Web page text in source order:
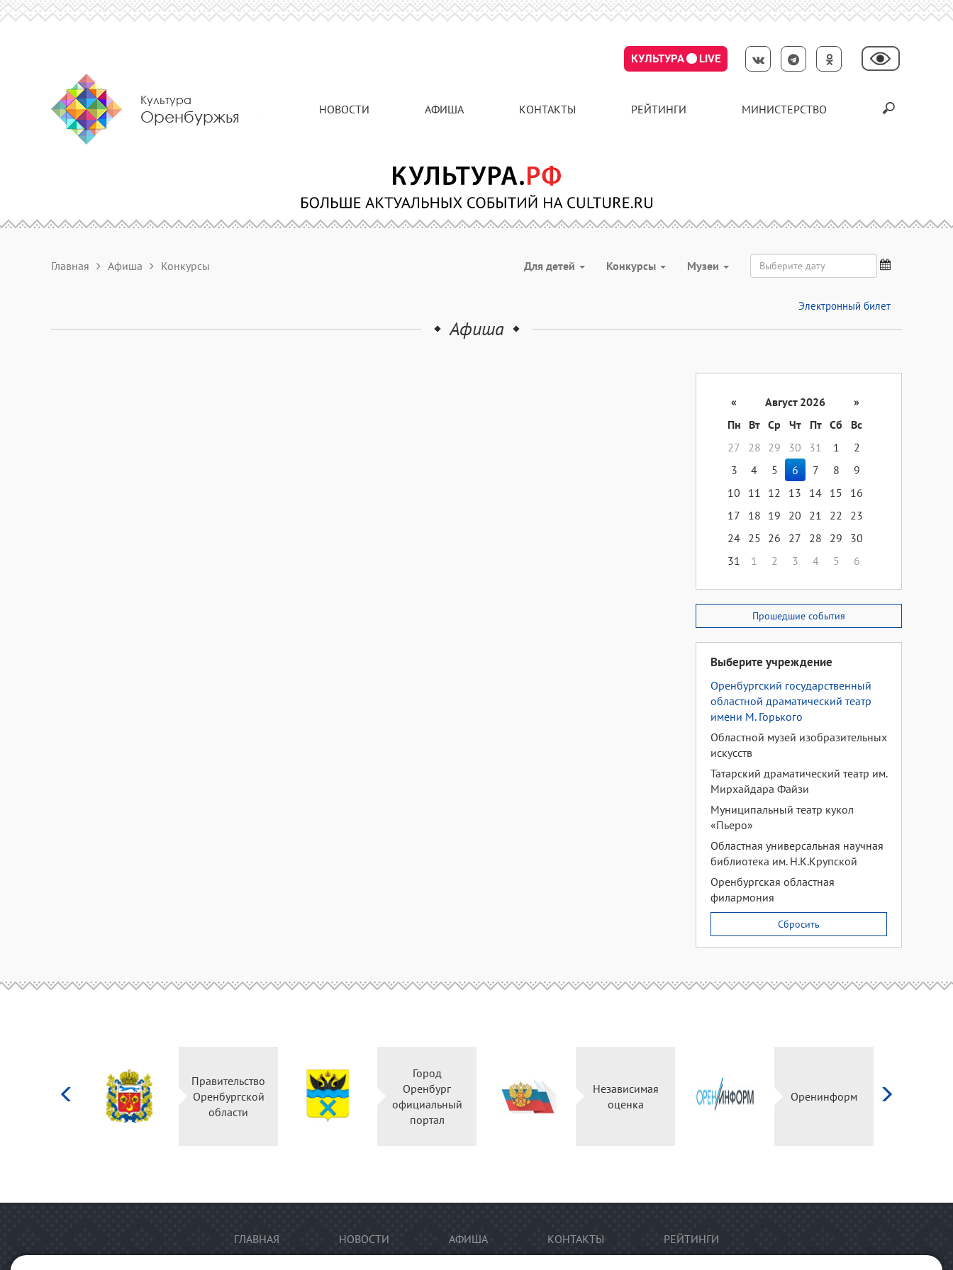
КУЛЬТУРА LIVE
Культура
Оренбуржья НОВОСТИ АФИША КОНТАКТЫ РЕЙТИНГИ МИНИСТЕРСТВО
Главная Афиша Конкурсы Для детей Конкурсы Музеи
Электронный билет
Афиша
« Август 2026
»
Пн
Вт Ср Чт Пт Сб
Вс
27
28 29 30 31 1
2
3
4 5 6 7 8
9
10
11 12 13 14 15
16
17
18 19 20 21 22
23
24 25 26 27 28 29
30
31
1 2 3 4 5 6
Прошедшие события
Выберите учреждение
Оренбургский государственный
областной драматический театр
имени М. Горького
Областной музей изобразительных
искусств
Татарский драматический театр им.
Мирхайдара Файзи
Муниципальный театр кукол
«Пьеро»
Областная универсальная научная
библиотека им. Н.К.Крупской
Оренбургская областная
филармония
Сбросить
Правительство
Оренбургской
области
Город
Оренбург
официальный
портал
Независимая
оценка
Оренинформ
ГЛАВНАЯ НОВОСТИ АФИША КОНТАКТЫ РЕЙТИНГИ